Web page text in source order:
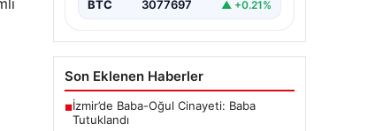
BTC 3077697 ▲ +0.21%
Son Eklenen Haberler
■İzmir’de Baba-Oğul Cinayeti: Baba
Tutuklandı